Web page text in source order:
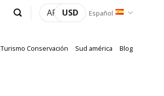
ARS USD Español
Turismo Conservación Sud américa Blog